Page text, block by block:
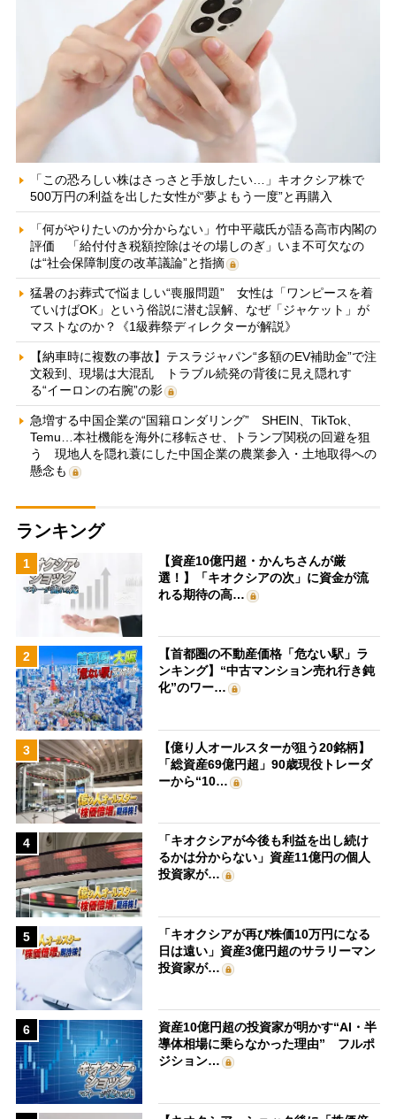
「この恐ろしい株はさっさと手放したい…」キオクシア株で
500万円の利益を出した女性が“夢よもう一度”と再購入
「何がやりたいのか分からない」竹中平蔵氏が語る高市内閣の
評価 「給付付き税額控除はその場しのぎ」いま不可欠なの
は“社会保障制度の改革議論”と指摘
猛暑のお葬式で悩ましい“喪服問題” 女性は「ワンピースを着
ていけばOK」という俗説に潜む誤解、なぜ「ジャケット」が
マストなのか？《1級葬祭ディレクターが解説》
【納車時に複数の事故】テスラジャパン“多額のEV補助金”で注
文殺到、現場は大混乱 トラブル続発の背後に見え隠れす
る“イーロンの右腕”の影
急増する中国企業の“国籍ロンダリング” SHEIN、TikTok、
Temu…本社機能を海外に移転させ、トランプ関税の回避を狙
う 現地人を隠れ蓑にした中国企業の農業参入・土地取得への
懸念も
ランキング
1
【資産10億円超・かんちさんが厳
選！】「キオクシアの次」に資金が流
れる期待の高…
2
【首都圏の不動産価格「危ない駅」ラ
ンキング】“中古マンション売れ行き鈍
化”のワー…
3
【億り人オールスターが狙う20銘柄】
「総資産69億円超」90歳現役トレーダ
ーから“10…
4
「キオクシアが今後も利益を出し続け
るかは分からない」資産11億円の個人
投資家が…
5
「キオクシアが再び株価10万円になる
日は遠い」資産3億円超のサラリーマン
投資家が…
6
資産10億円超の投資家が明かす“AI・半
導体相場に乗らなかった理由” フルポ
ジション…